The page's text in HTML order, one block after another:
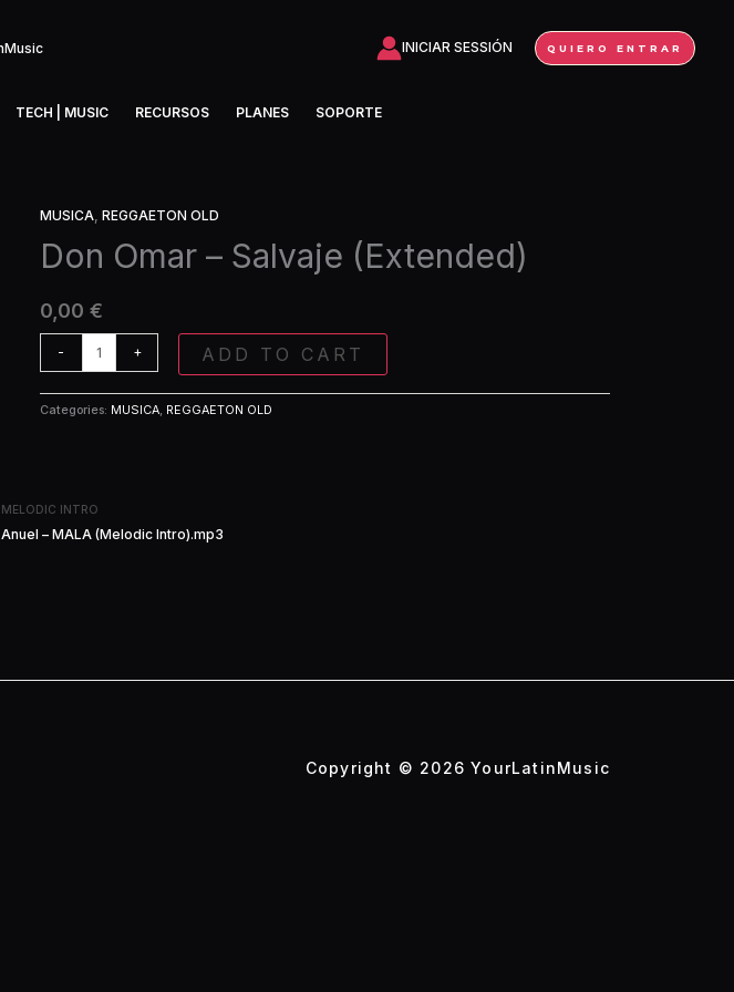
INICIAR SESSIÓN QUIERO ENTRAR
TECH | MUSIC RECURSOS PLANES SOPORTE
MUSICA, REGGAETON OLD
Don Omar – Salvaje (Extended)
0,00 €
-
Don
Omar
-
(Extended)
+ ADD TO CART
Categories: MUSICA, REGGAETON OLD
MELODIC INTRO
Anuel – MALA (Melodic Intro).mp3
Copyright © 2026 YourLatinMusic